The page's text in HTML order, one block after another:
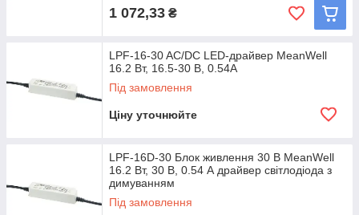
1 072,33 ₴
LPF-16-30 AC/DC LED-драйвер MeanWell
16.2 Вт, 16.5-30 В, 0.54А
Під замовлення
Ціну уточнюйте
LPF-16D-30 Блок живлення 30 В MeanWell
16.2 Вт, 30 В, 0.54 А драйвер світлодіода з
димуванням
Під замовлення